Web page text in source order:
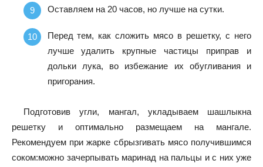
Оставляем на 20 часов, но лучше на сутки.
Перед тем, как сложить мясо в решетку, с него
лучше удалить крупные частицы приправ и
дольки лука, во избежание их обугливания и
пригорания.
Подготовив угли, мангал, укладываем шашлыкна
решетку и оптимально размещаем на мангале.
Рекомендуем при жарке сбрызгивать мясо получившимся
соком:можно зачерпывать маринад на пальцы и с них уже